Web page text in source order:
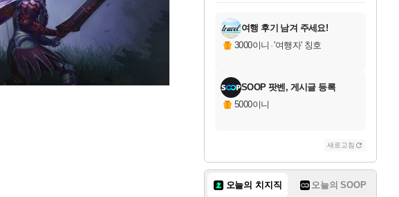
교환.
당첨되셨습니다.
당첨되셨습니다.
당첨되셨습니다.
당첨되셨습니다.
당첨되셨습니다.
당첨되셨습니다.
에디션 (스팀코드) 를 교환.
당첨되셨습니다.
여행 후기 남겨 주세요!
3000이니 ·'여행자' 칭호
SOOP 팟벤, 게시글 등록
5000이니
새로고침
오늘의 치지직 오늘의 SOOP